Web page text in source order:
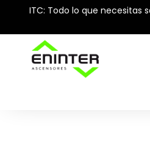
ITC: Todo lo que necesitas